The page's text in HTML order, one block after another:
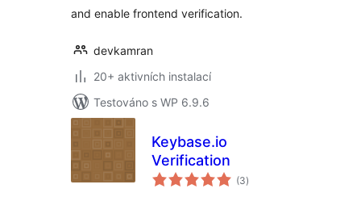
and enable frontend verification.
devkamran
20+ aktivních instalací
Testováno s WP 6.9.6
Keybase.io
Verification
(3celkové
hodnocení
)